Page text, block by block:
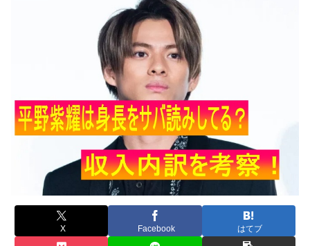
X Facebook はてブ